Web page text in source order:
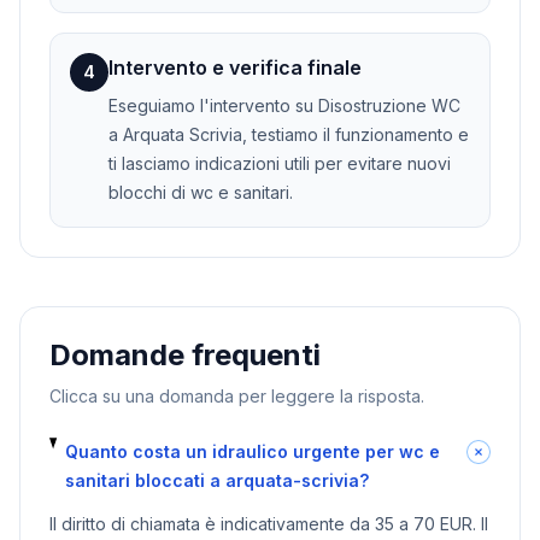
4 Intervento e verifica finale
Eseguiamo l'intervento su Disostruzione WC
a Arquata Scrivia, testiamo il funzionamento e
ti lasciamo indicazioni utili per evitare nuovi
blocchi di wc e sanitari.
Domande frequenti
Clicca su una domanda per leggere la risposta.
Quanto costa un idraulico urgente per wc e
sanitari bloccati a arquata-scrivia?
Il diritto di chiamata è indicativamente da 35 a 70 EUR. Il